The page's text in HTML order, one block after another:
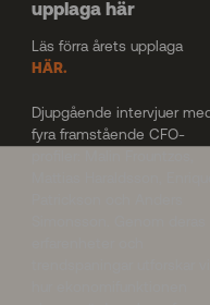
upplaga här
Läs förra årets upplaga
HÄR.
Djupgående intervjuer
fyra framstående CFO-